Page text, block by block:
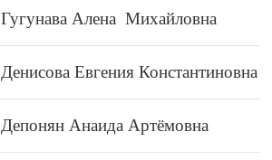
Гугунава Алена Михайловна
Денисова Евгения Константиновна
Депонян Анаида Артёмовна